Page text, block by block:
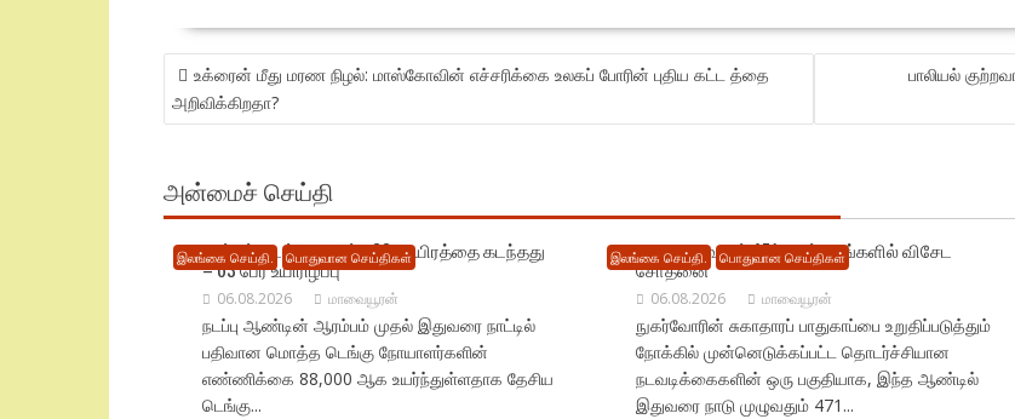
POST
NAVIGATION
உக்ரைன் மீது மரண நிழல்: மாஸ்கோவின் எச்சரிக்கை உலகப் போரின் புதிய கட்ட த்தை
அறிவிக்கிறதா?
பாலியல்
அன்மைச் செய்தி
இலங்கை செய்தி. பொதுவான செய்திகள்
நாட்டில் டெங்கு பாதிப்பு 88 ஆயிரத்தை கடந்தது
– 63 பேர் உயிரிழப்பு
06.08.2026 மாவையூரன்
நடப்பு ஆண்டின் ஆரம்பம் முதல் இதுவரை நாட்டில்
பதிவான மொத்த டெங்கு நோயாளர்களின்
எண்ணிக்கை 88,000 ஆக உயர்ந்துள்ளதாக தேசிய
டெங்கு...
இலங்கை செய்தி. பொதுவான செய்திகள்
நாடு முழுவதும் 471 மருந்தகங்களில் விசேட
சோதனை
06.08.2026 மாவையூரன்
நுகர்வோரின் சுகாதாரப் பாதுகாப்பை உறுதிப்படுத்தும்
நோக்கில் முன்னெடுக்கப்பட்ட தொடர்ச்சியான
நடவடிக்கைகளின் ஒரு பகுதியாக, இந்த ஆண்டில்
இதுவரை நாடு முழுவதும் 471...